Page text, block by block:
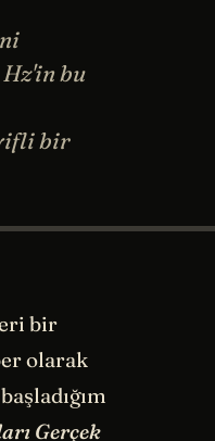
bu
bir
bir
olarak
Gerçek